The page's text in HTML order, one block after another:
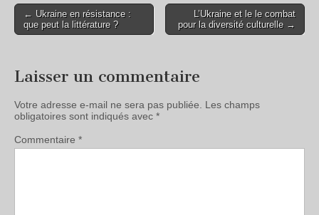
← Ukraine en résistance :
que peut la littérature ?
L’Ukraine et le le combat
pour la diversité culturelle →
Laisser un commentaire
Votre adresse e-mail ne sera pas publiée.
Les champs
obligatoires sont indiqués avec *
Commentaire *